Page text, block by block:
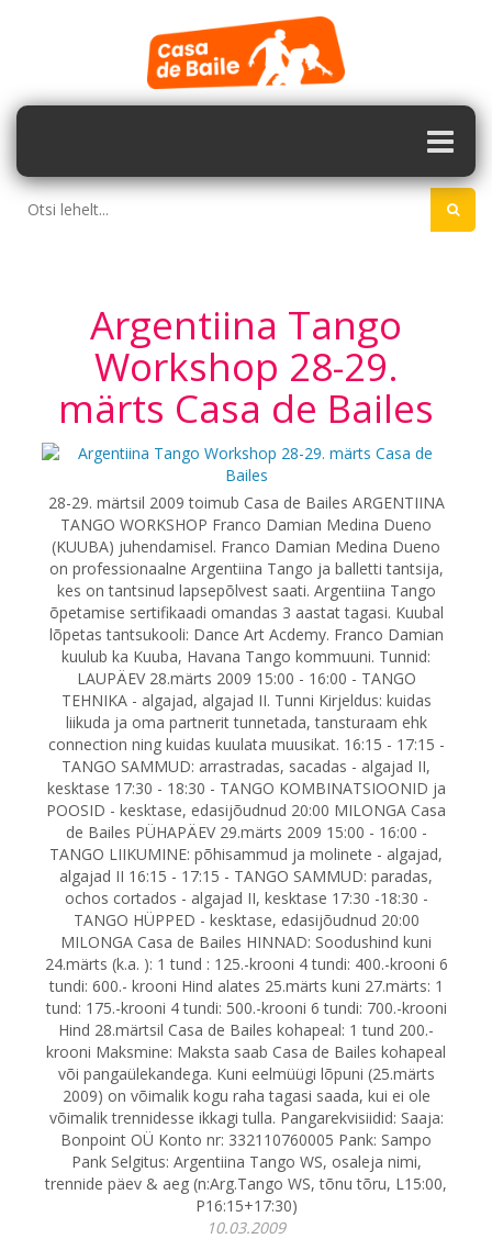
Argentiina Tango
Workshop 28-29.
märts Casa de Bailes
28-29. märtsil 2009 toimub Casa de Bailes ARGENTIINA
TANGO WORKSHOP Franco Damian Medina Dueno
(KUUBA) juhendamisel. Franco Damian Medina Dueno
on professionaalne Argentiina Tango ja balletti tantsija,
kes on tantsinud lapsepõlvest saati. Argentiina Tango
õpetamise sertifikaadi omandas 3 aastat tagasi. Kuubal
lõpetas tantsukooli: Dance Art Acdemy. Franco Damian
kuulub ka Kuuba, Havana Tango kommuuni. Tunnid:
LAUPÄEV 28.märts 2009 15:00 - 16:00 - TANGO
TEHNIKA - algajad, algajad II. Tunni Kirjeldus: kuidas
liikuda ja oma partnerit tunnetada, tansturaam ehk
connection ning kuidas kuulata muusikat. 16:15 - 17:15 -
TANGO SAMMUD: arrastradas, sacadas - algajad II,
kesktase 17:30 - 18:30 - TANGO KOMBINATSIOONID ja
POOSID - kesktase, edasijõudnud 20:00 MILONGA Casa
de Bailes PÜHAPÄEV 29.märts 2009 15:00 - 16:00 -
TANGO LIIKUMINE: põhisammud ja molinete - algajad,
algajad II 16:15 - 17:15 - TANGO SAMMUD: paradas,
ochos cortados - algajad II, kesktase 17:30 -18:30 -
TANGO HÜPPED - kesktase, edasijõudnud 20:00
MILONGA Casa de Bailes HINNAD: Soodushind kuni
24.märts (k.a. ): 1 tund : 125.-krooni 4 tundi: 400.-krooni 6
tundi: 600.- krooni Hind alates 25.märts kuni 27.märts: 1
tund: 175.-krooni 4 tundi: 500.-krooni 6 tundi: 700.-krooni
Hind 28.märtsil Casa de Bailes kohapeal: 1 tund 200.-
krooni Maksmine: Maksta saab Casa de Bailes kohapeal
või pangaülekandega. Kuni eelmüügi lõpuni (25.märts
2009) on võimalik kogu raha tagasi saada, kui ei ole
võimalik trennidesse ikkagi tulla. Pangarekvisiidid: Saaja:
Bonpoint OÜ Konto nr: 332110760005 Pank: Sampo
Pank Selgitus: Argentiina Tango WS, osaleja nimi,
trennide päev & aeg (n:Arg.Tango WS, tõnu tõru, L15:00,
P16:15+17:30)
10.03.2009